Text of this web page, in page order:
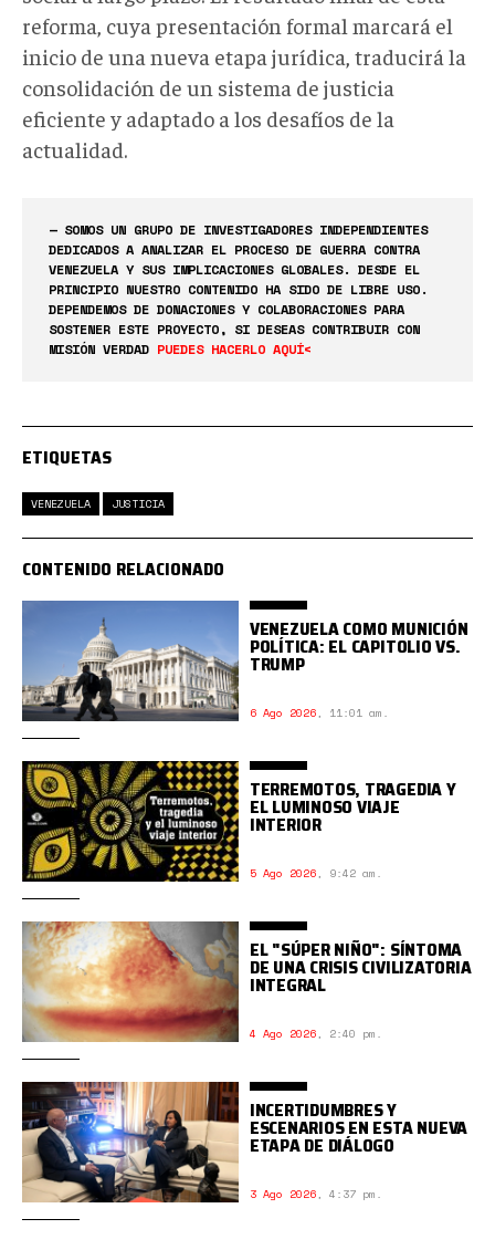
reforma, cuya presentación formal marcará el
inicio de una nueva etapa jurídica, traducirá la
consolidación de un sistema de justicia
eficiente y adaptado a los desafíos de la
actualidad.
— SOMOS UN GRUPO DE INVESTIGADORES INDEPENDIENTES
DEDICADOS A ANALIZAR EL PROCESO DE GUERRA CONTRA
VENEZUELA Y SUS IMPLICACIONES GLOBALES. DESDE EL
PRINCIPIO NUESTRO CONTENIDO HA SIDO DE LIBRE USO.
DEPENDEMOS DE DONACIONES Y COLABORACIONES PARA
SOSTENER ESTE PROYECTO, SI DESEAS CONTRIBUIR CON
MISIÓN VERDAD PUEDES HACERLO AQUÍ<
ETIQUETAS
VENEZUELA JUSTICIA
CONTENIDO RELACIONADO
VENEZUELA COMO MUNICIÓN
POLÍTICA: EL CAPITOLIO VS.
TRUMP
6 Ago 2026, 11:01 am.
TERREMOTOS, TRAGEDIA Y
EL LUMINOSO VIAJE
INTERIOR
5 Ago 2026, 9:42 am.
EL "SÚPER NIÑO": SÍNTOMA
DE UNA CRISIS CIVILIZATORIA
INTEGRAL
4 Ago 2026, 2:40 pm.
INCERTIDUMBRES Y
ESCENARIOS EN ESTA NUEVA
ETAPA DE DIÁLOGO
3 Ago 2026, 4:37 pm.